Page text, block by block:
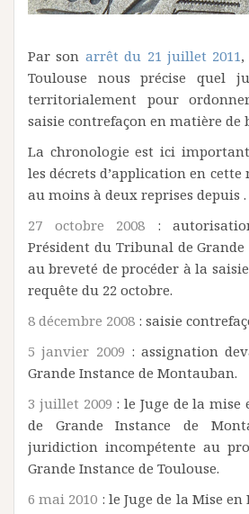
Par son arrêt du 21 juillet 2011,
Toulouse nous précise quel
territorialement pour
saisie contrefaçon en matière de
La chronologie est ici
les décrets d’application en
au moins à deux reprises depuis .
27 octobre 2008 :
Président du Tribunal de Grande
au breveté de procéder à la
requête du 22 octobre.
8 décembre 2008 : saisie
5 janvier 2009 : assignation
Grande Instance de Montauban.
3 juillet 2009 : le Juge de la
de Grande Instance de
juridiction incompétente au
Grande Instance de Toulouse.
6 mai 2010 : le Juge de la Mise